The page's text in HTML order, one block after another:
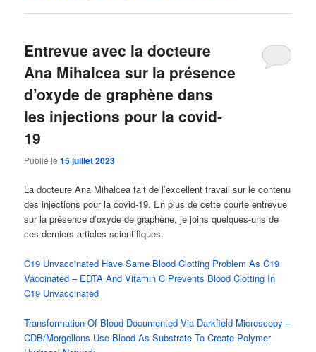
Entrevue avec la docteure
Ana Mihalcea sur la présence
d’oxyde de graphène dans
les injections pour la covid-
19
Publié le15 juillet 2023
La docteure Ana Mihalcea fait de l’excellent travail sur le contenu
des injections pour la covid-19. En plus de cette courte entrevue
sur la présence d’oxyde de graphène, je joins quelques-uns de
ces derniers articles scientifiques.
C19 Unvaccinated Have Same Blood Clotting Problem As C19
Vaccinated – EDTA And Vitamin C Prevents Blood Clotting In
C19 Unvaccinated
Transformation Of Blood Documented Via Darkfield Microscopy –
CDB/Morgellons Use Blood As Substrate To Create Polymer